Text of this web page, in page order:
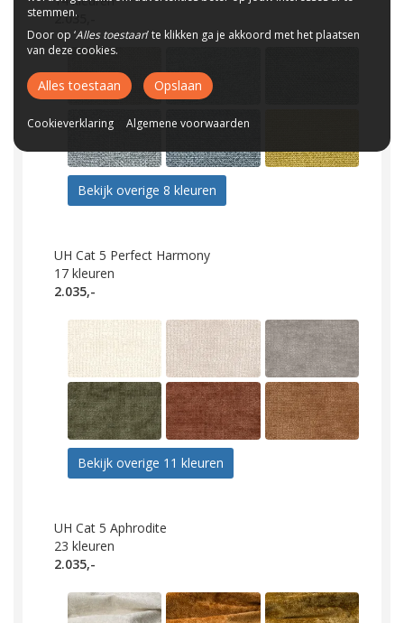
2.035,-
Bekijk overige 8 kleuren
UH Cat 5 Perfect Harmony
17 kleuren
2.035,-
Bekijk overige 11 kleuren
UH Cat 5 Aphrodite
23 kleuren
2.035,-
stemmen.
Door op ‘Alles toestaan’ te klikken ga je akkoord met het plaatsen
van deze cookies.
Alles toestaan Opslaan
Cookieverklaring Algemene voorwaarden